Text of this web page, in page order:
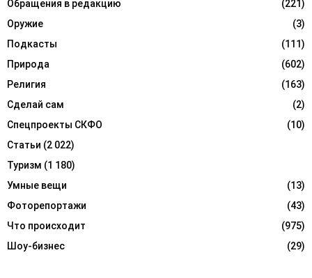
Обращения в редакцию
(221)
Оружие
(3)
Подкасты
(111)
Природа
(602)
Религия
(163)
Сделай сам
(2)
Спецпроекты СКФО
(10)
Статьи (2 022)
Туризм (1 180)
Умные вещи
(13)
Фоторепортажи
(43)
Что происходит
(975)
Шоу-бизнес
(29)